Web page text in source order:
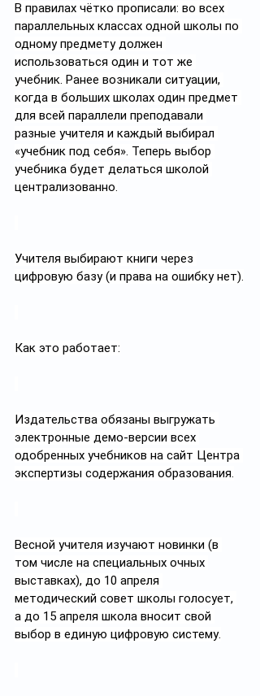
В правилах чётко прописали: во всех
параллельных классах одной школы по
одному предмету должен
использоваться один и тот же
учебник. Ранее возникали ситуации,
когда в больших школах один предмет
для всей параллели преподавали
разные учителя и каждый выбирал
«учебник под себя». Теперь выбор
учебника будет делаться школой
централизованно.
Учителя выбирают книги через
цифровую базу (и права на ошибку нет).
Как это работает:
Издательства обязаны выгружать
электронные демо-версии всех
одобренных учебников на сайт Центра
экспертизы содержания образования.
Весной учителя изучают новинки (в
том числе на специальных очных
выставках), до 10 апреля
методический совет школы голосует,
а до 15 апреля школа вносит свой
выбор в единую цифровую систему.